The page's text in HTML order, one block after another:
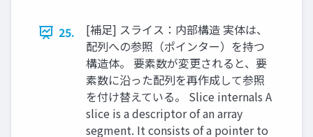
25.
[補足] スライス：内部構造 実体は、
配列への参照（ポインター）を持つ
構造体。 要素数が変更されると、要
素数に沿った配列を再作成して参照
を付け替えている。 Slice internals A
slice is a descriptor of an array
segment. It consists of a pointer to